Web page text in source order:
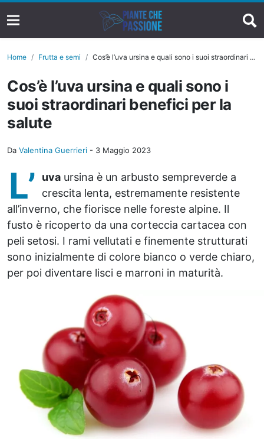
Home Frutta e semi Cos’è l’uva ursina e quali sono i suoi straordinari benefici per la salute
Cos’è l’uva ursina e quali sono i
suoi straordinari benefici per la
salute
Da Valentina Guerrieri - 3 Maggio 2023
L’ uva ursina è un arbusto sempreverde a
crescita lenta, estremamente resistente
all’inverno, che fiorisce nelle foreste alpine. Il
fusto è ricoperto da una corteccia cartacea con
peli setosi. I rami vellutati e finemente strutturati
sono inizialmente di colore bianco o verde chiaro,
per poi diventare lisci e marroni in maturità.